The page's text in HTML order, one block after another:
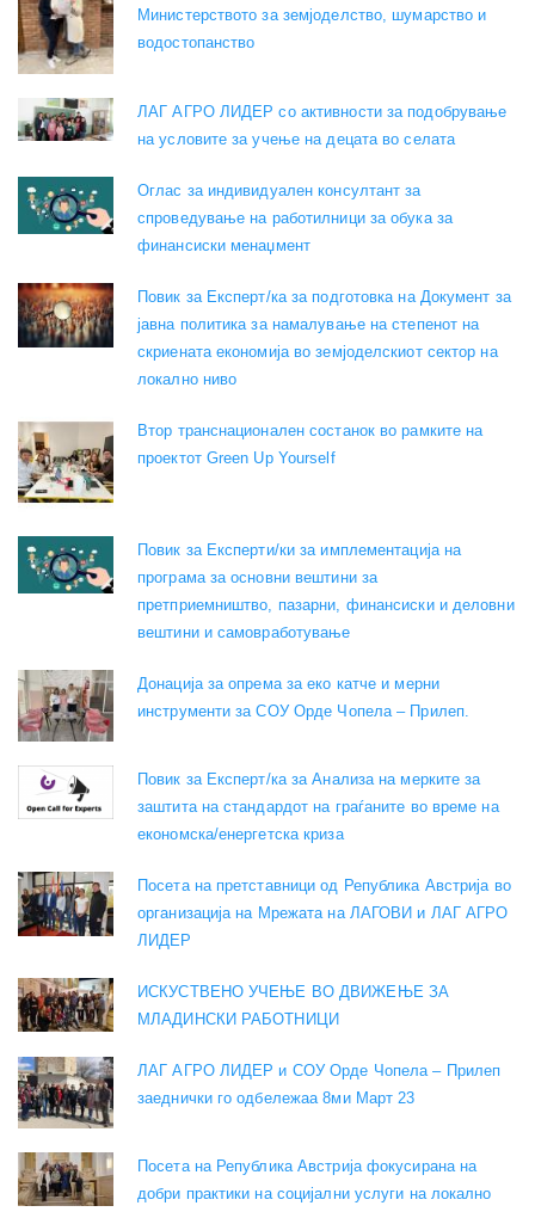
Министерството за земјоделство, шумарство и
водостопанство
ЛАГ АГРО ЛИДЕР со активности за подобрување
на условите за учење на децата во селата
Оглас за индивидуален консултант за
спроведување на работилници за обука за
финансиски менаџмент
Повик за Експерт/ка за подготовка на Документ за
јавна политика за намалување на степенот на
скриената економија во земјоделскиот сектор на
локално ниво
Втор транснационален состанок во рамките на
проектот Green Up Yourself
Повик за Експерти/ки за имплементација на
програма за основни вештини за
претприемништво, пазарни, финансиски и деловни
вештини и самовработување
Донација за опрема за еко катче и мерни
инструменти за СОУ Орде Чопела – Прилеп.
Повик за Експерт/ка за Анализа на мерките за
заштита на стандардот на граѓаните во време на
економска/енергетска криза
Посета на претставници од Република Австрија во
организација на Мрежата на ЛАГОВИ и ЛАГ АГРО
ЛИДЕР
ИСКУСТВЕНО УЧЕЊЕ ВО ДВИЖЕЊЕ ЗА
МЛАДИНСКИ РАБОТНИЦИ
ЛАГ АГРО ЛИДЕР и СОУ Орде Чопела – Прилеп
заеднички го одбележаа 8ми Март 23
Посета на Република Австрија фокусирана на
добри практики на социјални услуги на локално